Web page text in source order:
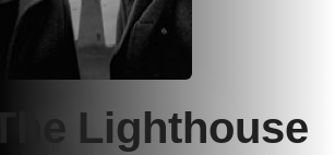
The Lighthouse